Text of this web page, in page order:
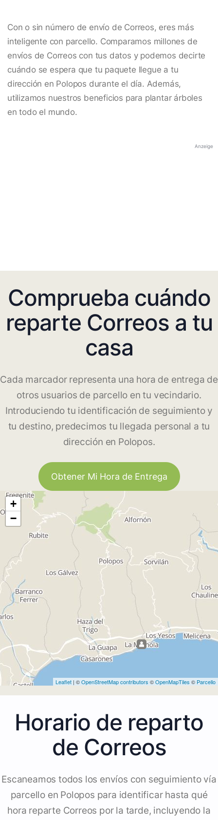
Con o sin número de envío de Correos, eres más
inteligente con parcello. Comparamos millones de
envíos de Correos con tus datos y podemos decirte
cuándo se espera que tu paquete llegue a tu
dirección en Polopos durante el día. Además,
utilizamos nuestros beneficios para plantar árboles
en todo el mundo.
Anzeige
Comprueba cuándo
reparte Correos a tu
casa
Cada marcador representa una hora de entrega de
otros usuarios de parcello en tu vecindario.
Introduciendo tu identificación de seguimiento y
tu destino, predecimos tu llegada personal a tu
dirección en Polopos.
Obtener Mi Hora de Entrega
+
−
Leaflet | ©OpenStreetMap contributors ©OpenMapTiles © Parcello
Horario de reparto
de Correos
Escaneamos todos los envíos con seguimiento vía
parcello en Polopos para identificar hasta qué
hora reparte Correos por la tarde, incluyendo la